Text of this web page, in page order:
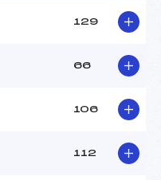
129
66
106
112